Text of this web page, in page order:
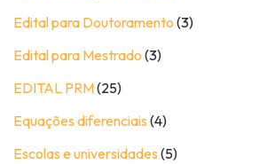
Edital para Doutoramento (3)
Edital para Mestrado (3)
EDITAL PRM(25)
Equações diferenciais (4)
Escolas e universidades (5)